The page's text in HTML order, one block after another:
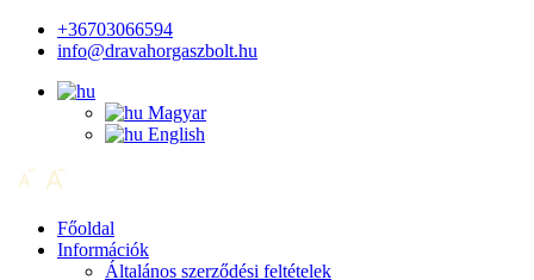
+36703066594
info@dravahorgaszbolt.hu
Magyar
English
Főoldal
Információk
Általános szerződési feltételek